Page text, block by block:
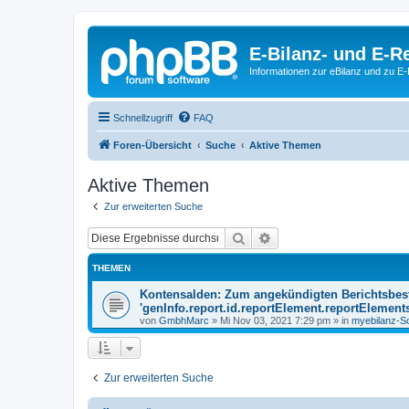
E-Bilanz- und E-
Informationen zur eBilanz und zu
Schnellzugriff FAQ
Foren-Übersicht Suche Aktive Themen
Aktive Themen
Zur erweiterten Suche
Suche
THEMEN
Kontensalden: Zum angekündigten
von GmbhMarc » Mi Nov 03, 2021 7:29 pm » in myebilanz-
Zur erweiterten Suche